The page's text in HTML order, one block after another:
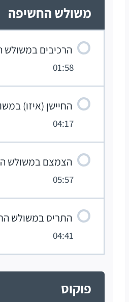
משולש החשיפה
הרכיבים במשולש
01:58
החיישן (איזו)
04:17
הצמצם במשולש
05:57
התריס במשולש
04:41
פוקוס